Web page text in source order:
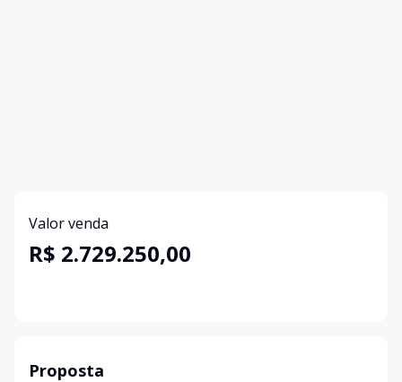
Valor venda
R$ 2.729.250,00
Proposta